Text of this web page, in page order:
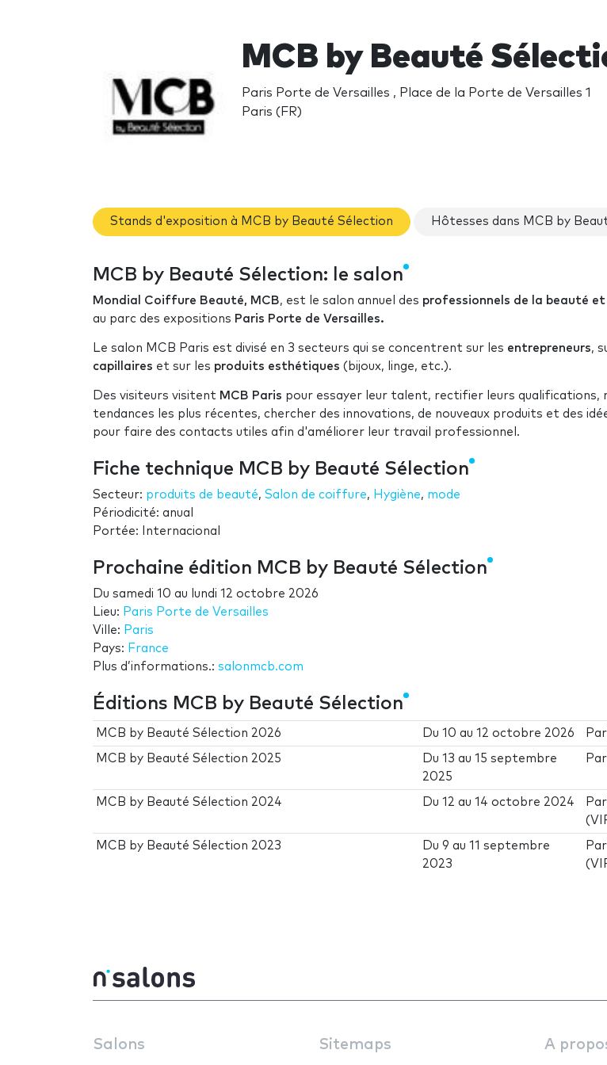
MCB by Beauté
Paris Porte de Versailles , Place de la Porte de Versailles 1
Paris (FR)
Stands d'exposition à MCB by Beauté Sélection Hôtesses dans MCB by
MCB by Beauté Sélection: le salon
Mondial Coiffure Beauté, MCB, est le salon annuel des professionnels de la beauté
au parc des expositions Paris Porte de Versailles.
Le salon MCB Paris est divisé en 3 secteurs qui se concentrent sur les entrepreneurs,
capillaires et sur les produits esthétiques (bijoux, linge, etc.).
Des visiteurs visitent MCB Paris pour essayer leur talent, rectifier leurs qualifications,
tendances les plus récentes, chercher des innovations, de nouveaux produits et des
pour faire des contacts utiles afin d'améliorer leur travail professionnel.
Fiche technique MCB by Beauté Sélection
Secteur: produits de beauté, Salon de coiffure, Hygiène, mode
Périodicité: anual
Portée: Internacional
Prochaine édition MCB by Beauté Sélection
Du samedi 10 au lundi 12 octobre 2026
Lieu: Paris Porte de Versailles
Ville: Paris
Pays: France
Plus d’informations.: salonmcb.com
Éditions MCB by Beauté Sélection
MCB by Beauté Sélection 2026 Du10 au12 octobre 2026
MCB by Beauté Sélection 2025 Du13 au15 septembre
2025
MCB by Beauté Sélection 2024 Du12 au14 octobre 2024
MCB by Beauté Sélection 2023 Du9 au11 septembre
2023
Salons Sitemaps A